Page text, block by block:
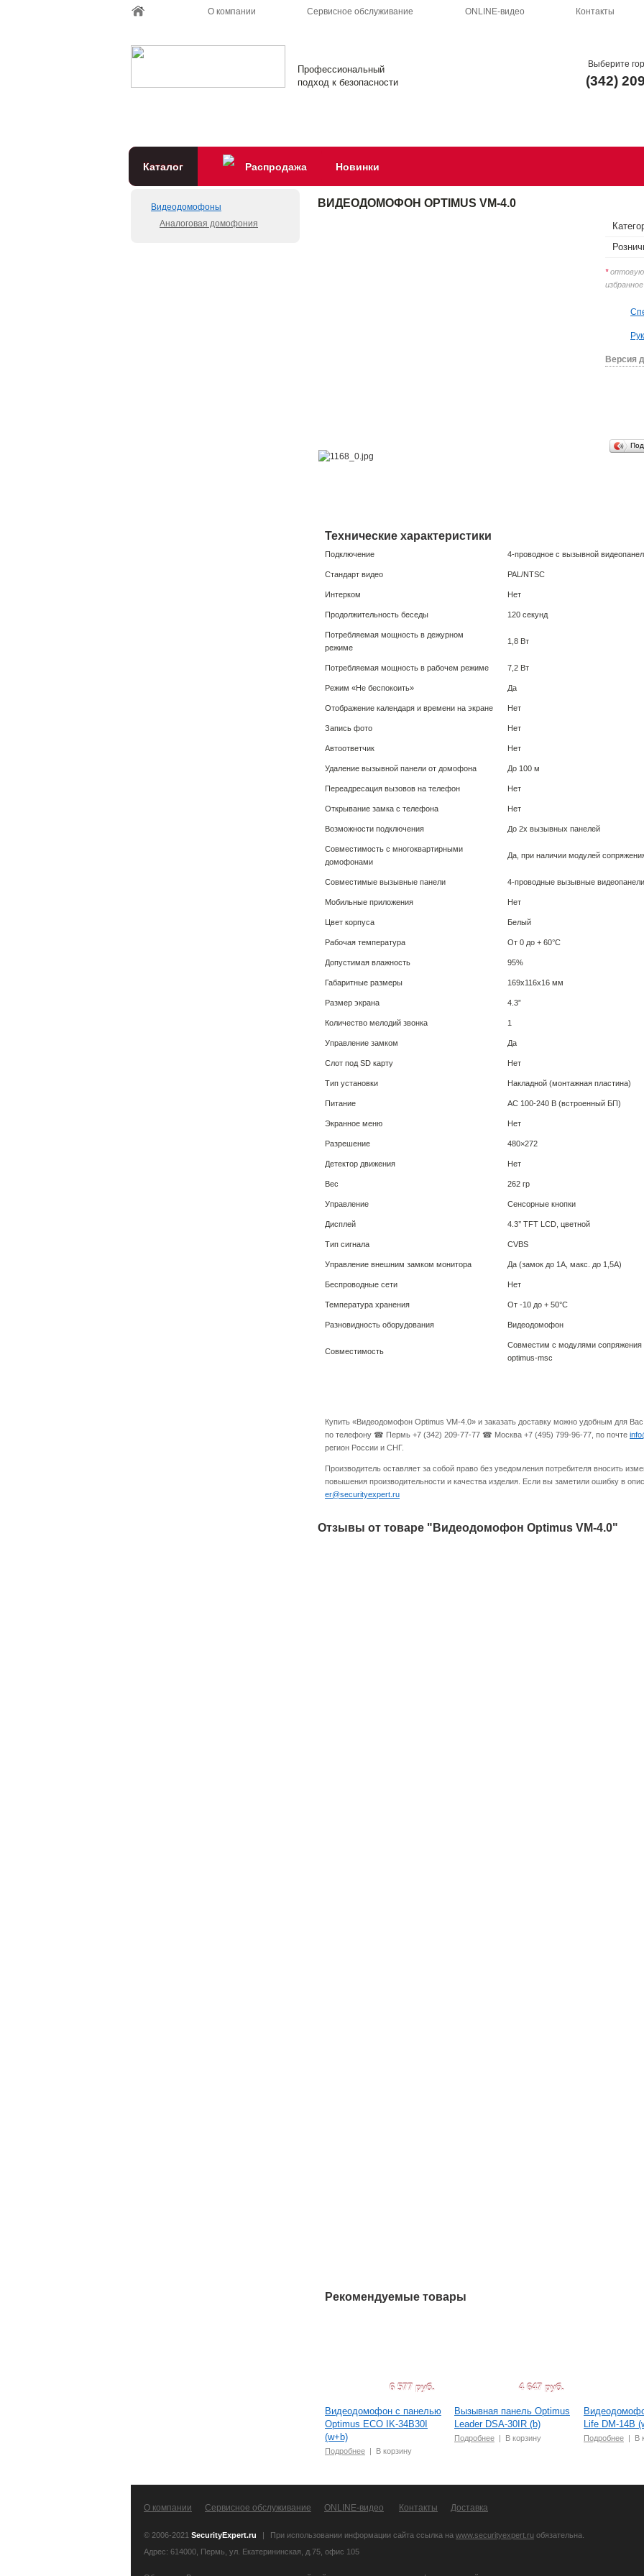
О компании Сервисное обслуживание ONLINE-видео Контакты
Профессиональный
подход к безопасности
Выберите
(342)
Каталог Распродажа Новинки
Видеодомофоны
Аналоговая домофония
ВИДЕОДОМОФОН OPTIMUS VM-4.0
*оптовую
Версия
Технические характеристики
Подключение 4-проводное с вызывной
Стандарт видео PAL/NTSC
Интерком Нет
Продолжительность беседы 120 секунд
Потребляемая мощность в дежурном
режиме
1,8 Вт
Потребляемая мощность в рабочем режиме 7,2 Вт
Режим «Не беспокоить» Да
Отображение календаря и времени на экране Нет
Запись фото Нет
Автоответчик Нет
Удаление вызывной панели от домофона До 100 м
Переадресация вызовов на телефон Нет
Открывание замка с телефона Нет
Возможности подключения До 2х вызывных панелей
Совместимость с многоквартирными
домофонами
Да, при наличии модулей
Совместимые вызывные панели 4-проводные вызывные видеопанели
Мобильные приложения Нет
Цвет корпуса Белый
Рабочая температура От 0 до + 60°С
Допустимая влажность 95%
Габаритные размеры 169x116x16 мм
Размер экрана 4.3”
Количество мелодий звонка 1
Управление замком Да
Слот под SD карту Нет
Тип установки Накладной (монтажная пластина)
Питание АС 100-240 В (встроенный БП)
Экранное меню Нет
Разрешение 480×272
Детектор движения Нет
Вес 262 гр
Управление Сенсорные кнопки
Дисплей 4.3’’ TFT LCD, цветной
Тип сигнала CVBS
Управление внешним замком монитора Да (замок до 1А, макс. до 1,5А)
Беспроводные сети Нет
Температура хранения От -10 до + 50°С
Разновидность оборудования Видеодомофон
Совместимость
Совместим с модулями сопряжения
optimus-msc
Купить «Видеодомофон Optimus VM-4.0» и заказать доставку можно удобным для
по телефону ☎ Пермь +7 (342) 209-77-77 ☎ Москва +7 (495) 799-96-77, по почте
регион России и СНГ.
Производитель оставляет за собой право без уведомления потребителя вносить
повышения производительности и качества изделия. Если вы заметили ошибку в
er@securityexpert.ru
Отзывы от товаре "Видеодомофон Optimus VM-4.0"
Рекомендуемые товары
6 577 руб.
Видеодомофон с панелью
Optimus ECO IK-34B30I
(w+b)
Подробнее | В корзину
4 647 руб.
Вызывная панель Optimus
Leader DSA-30IR (b)
Подробнее | В корзину
Life DM-14B
Подробнее | В
О компании Сервисное обслуживание ONLINE-видео Контакты Доставка
© 2006-2021 SecurityExpert.ru | При использовании информации сайта ссылка на www.securityexpert.ru обязательна.
Адрес: 614000, Пермь, ул. Екатерининская, д.75, офис 105